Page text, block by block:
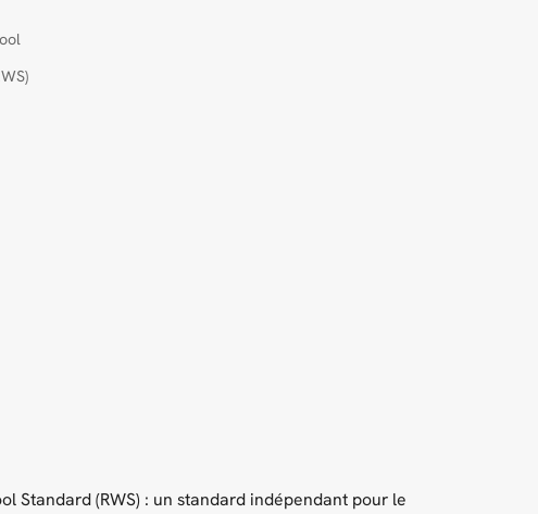
Standard (RWS) : un standard indépendant pour le